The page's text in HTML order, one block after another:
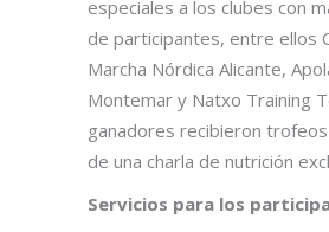
especiales a los clubes con
de participantes, entre ellos
Marcha Nórdica Alicante,
Montemar y Natxo Training
ganadores recibieron
de una charla de nutrición
Servicios para los